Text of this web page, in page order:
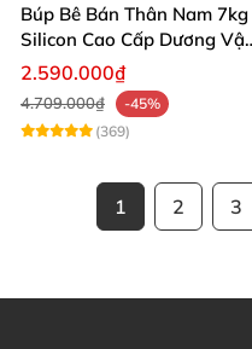
Búp Bê Bán Thân Nam 7kg
Silicon Cao Cấp Dương Vật
Giả Chân Thật Thiết Kế Cơ
Bắp Quyến Rũ
2.590.000₫
4.709.000₫
-45%
(369)
1 2 3